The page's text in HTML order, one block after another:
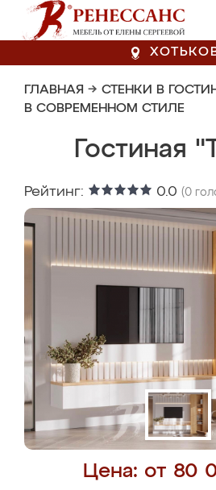
ГЛАВНАЯ → СТЕНКИ В
В СОВРЕМЕННОМ СТИЛЕ
Гостиная
Рейтинг: 0.0 (0
Цена: от 80